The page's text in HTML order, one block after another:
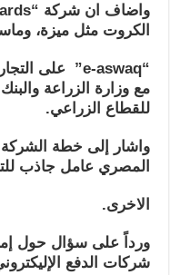
واضاف ان شركة “
الكروت مثل ميزة،
“
e-aswaq” على
مع وزارة الزراعة
للقطاع الزراعي.
واشار إلى خطة الشركة
المصري عامل جاذب
الاخرى.
ورداً على سؤال حول
شركات الدفع